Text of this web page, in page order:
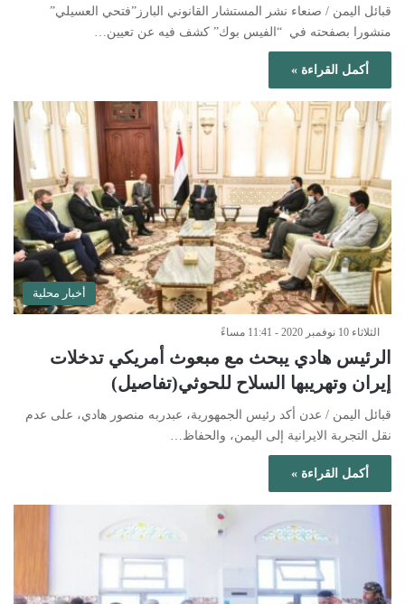
قبائل اليمن / صنعاء نشر المستشار القانوني البارز”فتحي العسيلي”
منشورا بصفحته في “الفيس بوك” كشف فيه عن تعيين…
أكمل القراءة »
أخبار محلية
الثلاثاء 10 نوفمبر 2020 - 11:41 مساءً
الرئيس هادي يبحث مع مبعوث أمريكي تدخلات
إيران وتهريبها السلاح للحوثي(تفاصيل)
قبائل اليمن / عدن أكد رئيس الجمهورية، عبدربه منصور هادي، على عدم
نقل التجربة الايرانية إلى اليمن، والحفاظ…
أكمل القراءة »